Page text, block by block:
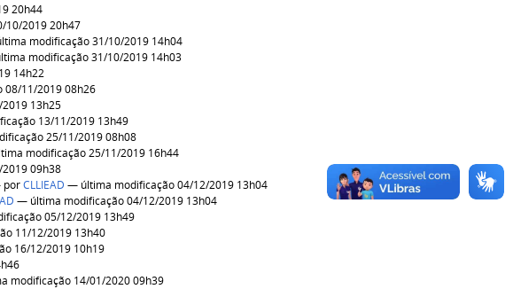
20h44
10/2019 20h47
modificação 31/10/2019 14h04
modificação 31/10/2019 14h03
14h22
11/2019 08h26
13h25
13/11/2019 13h49
25/11/2019 08h08
modificação 25/11/2019 16h44
09h38
porCLLIEAD — última modificação 04/12/2019 13h04
— última modificação 04/12/2019 13h04
05/12/2019 13h49
11/12/2019 13h40
16/12/2019 10h19
modificação 14/01/2020 09h39